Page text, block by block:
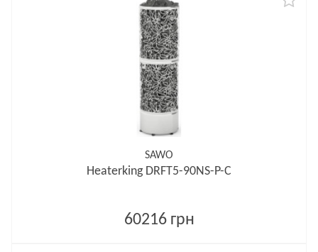
SAWO
Heaterking DRFT5-90NS-P-C
60216 грн